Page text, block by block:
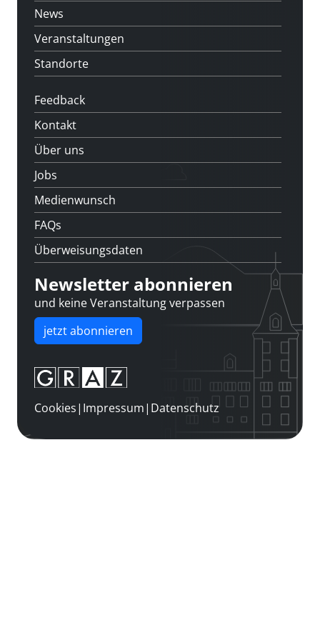
News
Veranstaltungen
Standorte
Feedback
Kontakt
Über uns
Jobs
Medienwunsch
FAQs
Überweisungsdaten
Newsletter abonnieren
und keine Veranstaltung verpassen
jetzt abonnieren
Cookies| Impressum| Datenschutz